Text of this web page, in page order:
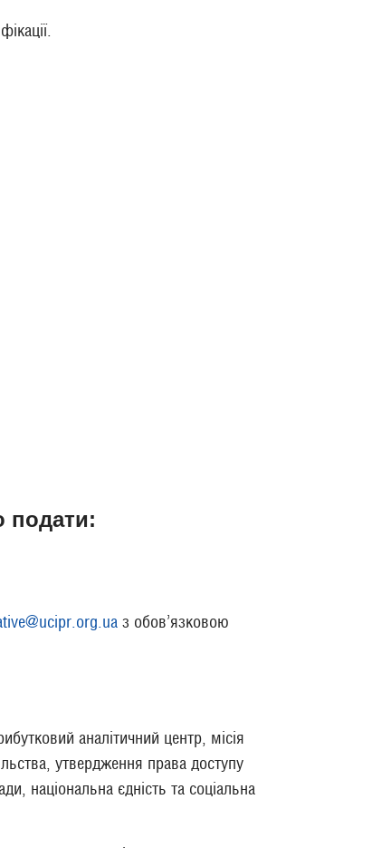
подати:
з обов’язковою
аналітичний центр, місія
утвердження права доступу
національна єдність та соціальна